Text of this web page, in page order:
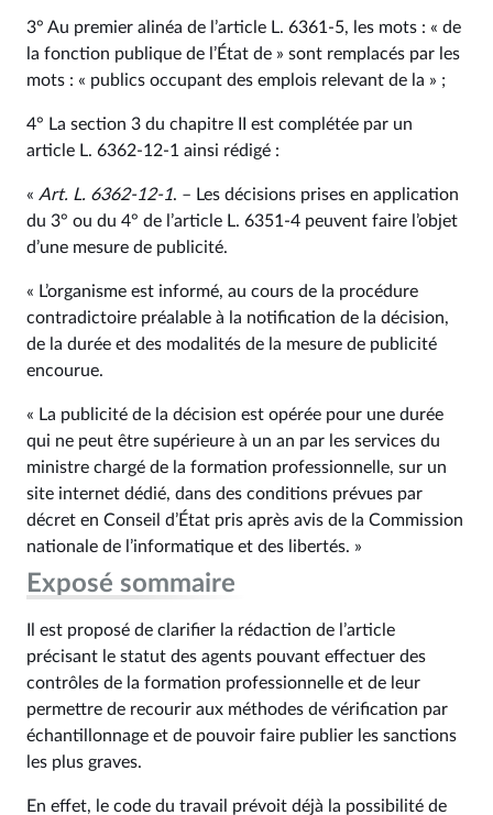
3° Au premier alinéa de l’article L. 6361‑5, les mots : « de
la fonction publique de l’État de » sont remplacés par les
mots : « publics occupant des emplois relevant de la » ;
4° La section 3 du chapitre II est complétée par un
article L. 6362‑12‑1 ainsi rédigé :
« Art. L. 6362‑12‑1. – Les décisions prises en application
du 3° ou du 4° de l’article L. 6351‑4 peuvent faire l’objet
d’une mesure de publicité.
« L’organisme est informé, au cours de la procédure
contradictoire préalable à la notification de la décision,
de la durée et des modalités de la mesure de publicité
encourue.
« La publicité de la décision est opérée pour une durée
qui ne peut être supérieure à un an par les services du
ministre chargé de la formation professionnelle, sur un
site internet dédié, dans des conditions prévues par
décret en Conseil d’État pris après avis de la Commission
nationale de l’informatique et des libertés. »
Exposé sommaire
Il est proposé de clarifier la rédaction de l’article
précisant le statut des agents pouvant effectuer des
contrôles de la formation professionnelle et de leur
permettre de recourir aux méthodes de vérification par
échantillonnage et de pouvoir faire publier les sanctions
les plus graves.
En effet, le code du travail prévoit déjà la possibilité de